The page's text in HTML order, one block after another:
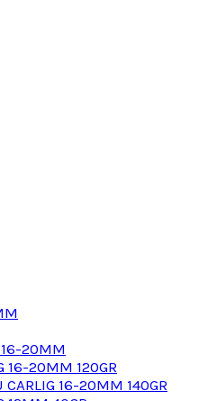
16-20MM
16-20MM 120GR
16-20MM 140GR